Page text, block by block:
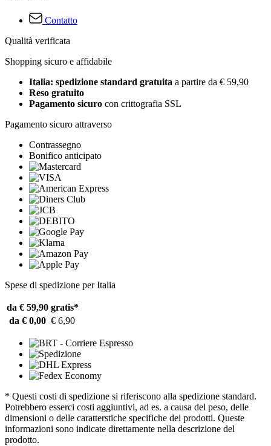
Contatto
Qualità verificata
Shopping sicuro e affidabile
Italia: spedizione standard gratuita a partire da € 59,90
Reso gratuito
Pagamento sicuro con crittografia SSL
Pagamento sicuro attraverso
Contrassegno
Bonifico anticipato
Spese di spedizione per Italia
da € 59,90 gratis*
da € 0,00 € 6,90
* Questi costi di spedizione si riferiscono alla spedizione standard.
Potrebbero esserci costi aggiuntivi, ad es. a causa del peso, delle
dimensioni o delle caratterstiche specifiche dei prodotti. Queste
informazioni sono indicate direttamente nella descrizione del
prodotto.